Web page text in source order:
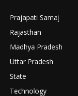
Prajapati Samaj
Rajasthan
Madhya Pradesh
Uttar Pradesh
State
Technology